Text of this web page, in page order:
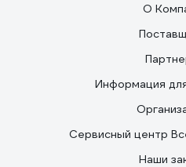
О
Информация
Сервисный центр
Наши